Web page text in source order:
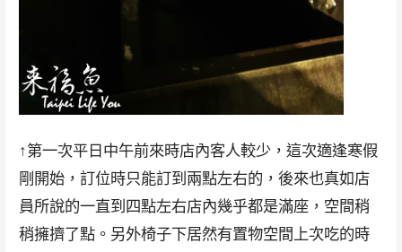
↑第一次平日中午前來時店內客人較少，這次適逢寒假
剛開始，訂位時只能訂到兩點左右的，後來也真如店
員所說的一直到四點左右店內幾乎都是滿座，空間稍
稍擁擠了點。另外椅子下居然有置物空間上次吃的時